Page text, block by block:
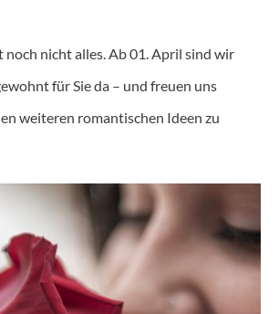
noch nicht alles. Ab 01. April sind wir
für Sie da – und freuen uns
weiteren romantischen Ideen zu